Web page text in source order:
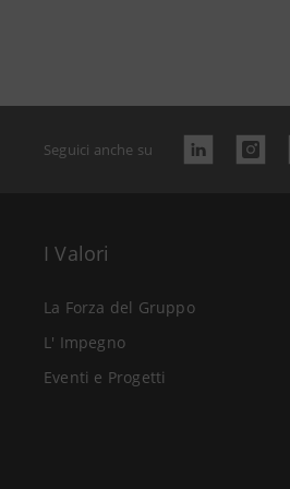
Seguici anche su
I Valori
La Forza del Gruppo
L' Impegno
Eventi e Progetti